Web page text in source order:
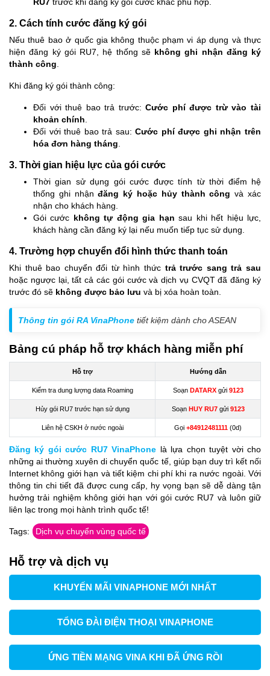
RU7 trước khi đăng ký gói cước khác phù hợp.
2. Cách tính cước đăng ký gói
Nếu thuê bao ở quốc gia không thuộc phạm vi áp dụng và thực
hiện đăng ký gói RU7, hệ thống sẽ không ghi nhận đăng ký
thành công.
Khi đăng ký gói thành công:
Đối với thuê bao trả trước:Cước phí được trừ vào tài
khoản chính.
Đối với thuê bao trả sau:Cước phí được ghi nhận trên
hóa đơn hàng tháng.
3. Thời gian hiệu lực của gói cước
Thời gian sử dụng gói cước được tính từ thời điểm hệ
thống ghi nhậnđăng ký hoặc hủy thành công và xác
nhận cho khách hàng.
Gói cước không tự động gia hạn sau khi hết hiệu lực,
khách hàng cần đăng ký lại nếu muốn tiếp tục sử dụng.
4. Trường hợp chuyển đổi hình thức thanh toán
Khi thuê bao chuyển đổi từ hình thức trả trước sang trả sau
hoặc ngược lại, tất cả các gói cước và dịch vụ CVQT đã đăng ký
trước đó sẽ không được bảo lưu và bị xóa hoàn toàn.
Thông tin gói RA VinaPhone tiết kiệm dành cho ASEAN
Bảng cú pháp hỗ trợ khách hàng miễn phí
Hỗ trợ Hướng dẫn
Kiểm tra dung lượng data Roaming Soạn DATARXgửi 9123
Hủy gói RU7 trước hạn sử dụng Soạn HUY RU7gửi 9123
Liên hệ CSKH ở nước ngoài Gọi +84912481111 (0d)
Đăng ký gói cước RU7 VinaPhone là lựa chọn tuyệt vời cho
những ai thường xuyên di chuyển quốc tế, giúp bạn duy trì kết nối
Internet không giới hạn và tiết kiệm chi phí khi ra nước ngoài. Với
thông tin chi tiết đã được cung cấp, hy vọng bạn sẽ dễ dàng tận
hưởng trải nghiệm không giới hạn với gói cước RU7 và luôn giữ
liên lạc trong mọi hành trình quốc tế!
Tags: Dịch vụ chuyển vùng quốc tế
Hỗ trợ và dịch vụ
KHUYẾN MÃI VINAPHONE MỚI NHẤT
TỔNG ĐÀI ĐIỆN THOẠI VINAPHONE
ỨNG TIỀN MẠNG VINA KHI ĐÃ ỨNG RỒI